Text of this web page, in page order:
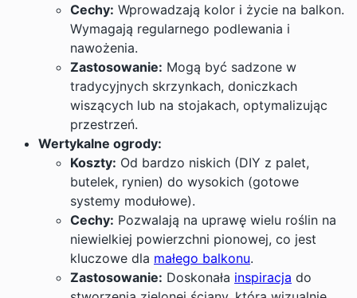
Cechy: Wprowadzają kolor i życie na balkon.
Wymagają regularnego podlewania i
nawożenia.
Zastosowanie: Mogą być sadzone w
tradycyjnych skrzynkach, doniczkach
wiszących lub na stojakach, optymalizując
przestrzeń.
Wertykalne ogrody:
Koszty: Od bardzo niskich (DIY z palet,
butelek, rynien) do wysokich (gotowe
systemy modułowe).
Cechy: Pozwalają na uprawę wielu roślin na
niewielkiej powierzchni pionowej, co jest
kluczowe dla małego balkonu.
Zastosowanie: Doskonała inspiracja do